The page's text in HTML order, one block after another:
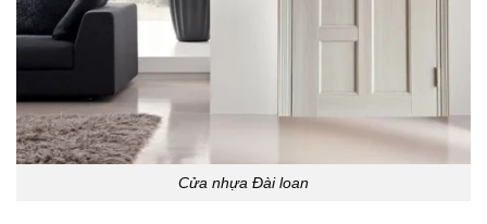
Cửa nhựa Đài loan